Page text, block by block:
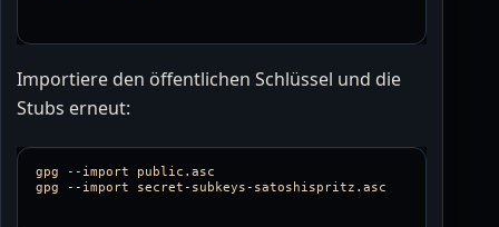
Importiere den öffentlichen Schlüssel und die
Stubs erneut:
gpg --import public.asc
gpg
--import